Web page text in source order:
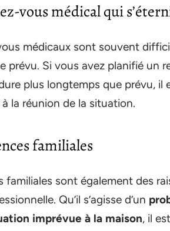
vous médical qui
médicaux sont souvent
prévu. Si vous avez planifié un
plus longtemps que prévu, il
à la réunion de la situation.
familiales
familiales sont également des
Qu’il s’agisse d’un
imprévue à la maison, il